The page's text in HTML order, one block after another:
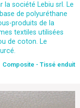
la société Lebiu srl. Le
de polyuréthane
produits de la
textiles utilisées
de coton. Le
Composite - Tissé enduit